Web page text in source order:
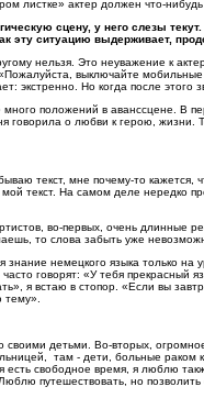
листке» актер должен что-нибудь
сцену, у него слезы
эту ситуацию выдерживает,
нельзя. Это неуважение к
выключайте
экстренно. Но когда после этого
положений в аванссцене. В
говорила о любви к герою, жизни.
текст, мне почему-то кажется,
текст. На самом деле нередко
во-первых, очень длинные
то слова забыть уже
немецкого языка только на
говорят: «У тебя прекрасный
я встаю в стопор. «Если вы
детьми. Во-вторых,
там - дети, больные раком
свободное время, я люблю
путешествовать, но позволить